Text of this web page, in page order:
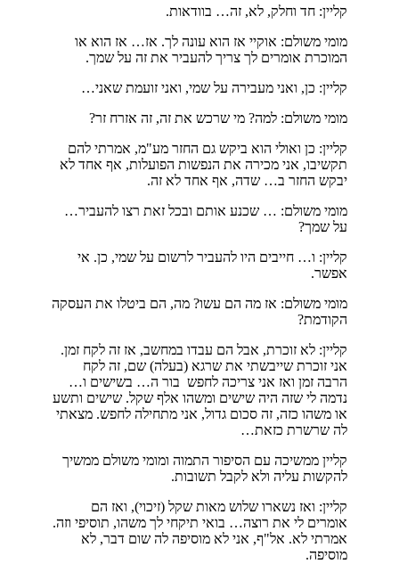
קליין: חד וחלק, לא, זה… בוודאות.
מומי משולם: אוקיי אז הוא עונה לך. אז… אז הוא או
המוכרת אומרים לך צריך להעביר את זה על שמך.
קליין: כן, ואני מעבירה על שמי, ואני זועמת שאני…
מומי משולם: למה? מי שרכש את זה, זה אזרח זר?
קליין: כן ואולי הוא ביקש גם החזר מע"מ, אמרתי להם
תקשיבו, אני מכירה את הנפשות הפועלות, אף אחד לא
יבקש החזר ב… שדה, אף אחד לא זה.
מומי משולם: … שכנע אותם ובכל זאת רצו להעביר…
על שמך?
קליין: ו… חייבים היו להעביר לרשום על שמי, כן. אי
אפשר.
מומי משולם: אז מה הם עשו? מה, הם ביטלו את העסקה
הקודמת?
קליין: לא זוכרת, אבל הם עבדו במחשב, אז זה לקח זמן.
אני זוכרת שייבשתי את שרגא (בעלה) שם, זה לקח
הרבה זמן ואז אני צריכה לחפש בור ה… בשישים ו…
נדמה לי שזה היה שישים ומשהו אלף שקל. שישים ותשע
או משהו כזה, זה סכום גדול, אני מתחילה לחפש. מצאתי
לה שרשרת כזאת…
קליין ממשיכה עם הסיפור התמוה ומומי משולם ממשיך
להקשות עליה ולא לקבל תשובות.
קליין: ואז נשארו שלוש מאות שקל (זיכוי), ואז הם
אומרים לי את רוצה… בואי תיקחי לך משהו, תוסיפי וזה.
אמרתי לא. אל"ף, אני לא מוסיפה לה שום דבר, לא
מוסיפה.